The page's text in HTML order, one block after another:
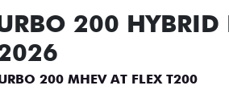
200 HYBRID
200 MHEV AT FLEX T200